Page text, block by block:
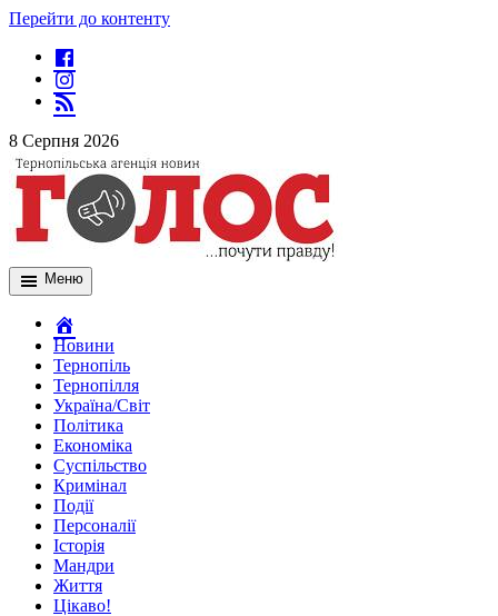
Перейти до контенту
8 Серпня 2026
Меню
Новини
Тернопіль
Тернопілля
Україна/Світ
Політика
Економіка
Суспільство
Кримінал
Події
Персоналії
Історія
Мандри
Життя
Цікаво!